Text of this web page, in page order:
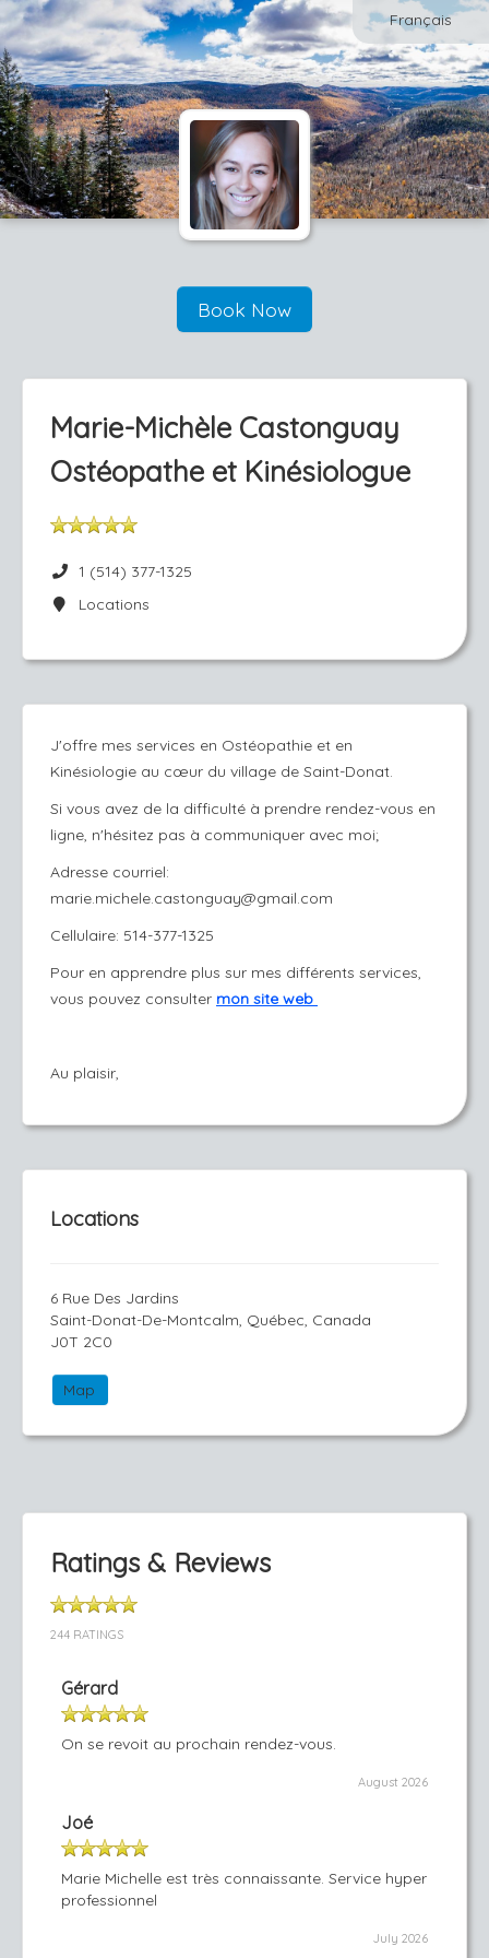
Français
Book Now
Marie-Michèle Castonguay
Ostéopathe et Kinésiologue
1 (514) 377-1325
Locations
J'offre mes services en Ostéopathie et en
Kinésiologie au cœur du village de Saint-Donat.
Si vous avez de la difficulté à prendre rendez-vous en
ligne, n'hésitez pas à communiquer avec moi;
Adresse courriel:
marie.michele.castonguay@gmail.com
Cellulaire: 514-377-1325
Pour en apprendre plus sur mes différents services,
vous pouvez consulter mon site web
Au plaisir,
Locations
6 Rue Des Jardins
Saint-Donat-De-Montcalm, Québec, Canada
J0T 2C0
Map
Ratings & Reviews
244 RATINGS
Gérard
On se revoit au prochain rendez-vous.
August 2026
Joé
Marie Michelle est très connaissante. Service hyper
professionnel
July 2026